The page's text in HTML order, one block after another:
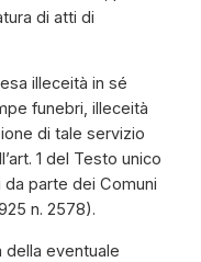
di atti di
illeceità in sé
funebri, illeceità
di tale servizio
1 del Testo unico
da parte dei Comuni
n. 2578).
della eventuale